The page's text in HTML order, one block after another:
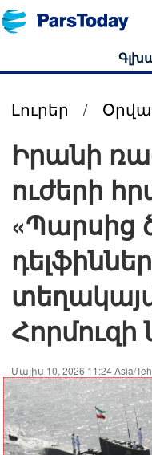
Լուրեր / Օրվա
Իրանի
ուժերի
«Պարսից
Հորմուզի
Մայիս 10, 2026 11:24 Asia/